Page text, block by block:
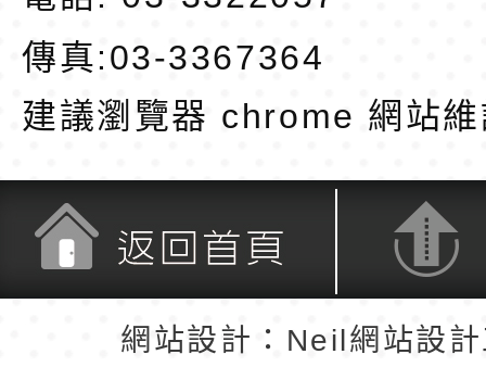
傳真:03-3367364
建議瀏覽器 chrome 網站
返回頂端
網站設計：Neil網站設